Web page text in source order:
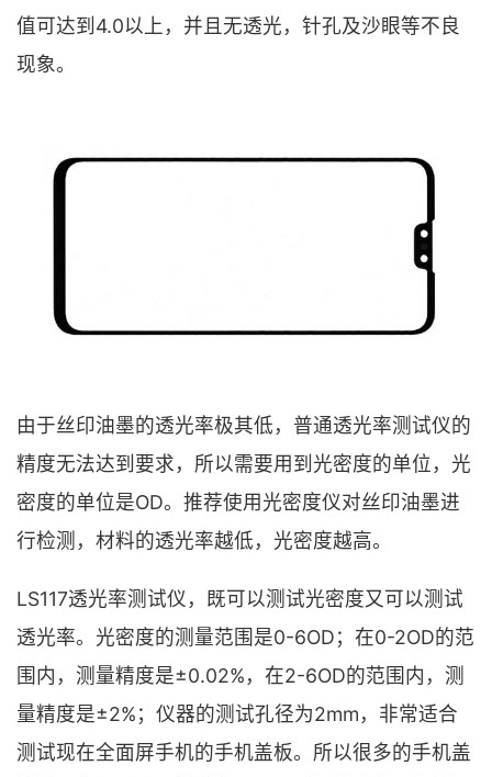
值可达到4.0以上，并且无透光，针孔及沙眼等不良
现象。
由于丝印油墨的透光率极其低，普通透光率测试仪的
精度无法达到要求，所以需要用到光密度的单位，光
密度的单位是OD。推荐使用光密度仪对丝印油墨进
行检测，材料的透光率越低，光密度越高。
LS117透光率测试仪，既可以测试光密度又可以测试
透光率。光密度的测量范围是0-6OD；在0-2OD的范
围内，测量精度是±0.02%，在2-6OD的范围内，测
量精度是±2%；仪器的测试孔径为2mm，非常适合
测试现在全面屏手机的手机盖板。所以很多的手机盖